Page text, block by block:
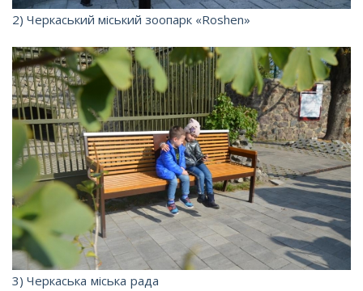
2) Черкаський міський зоопарк «Roshen»
3) Черкаська міська рада